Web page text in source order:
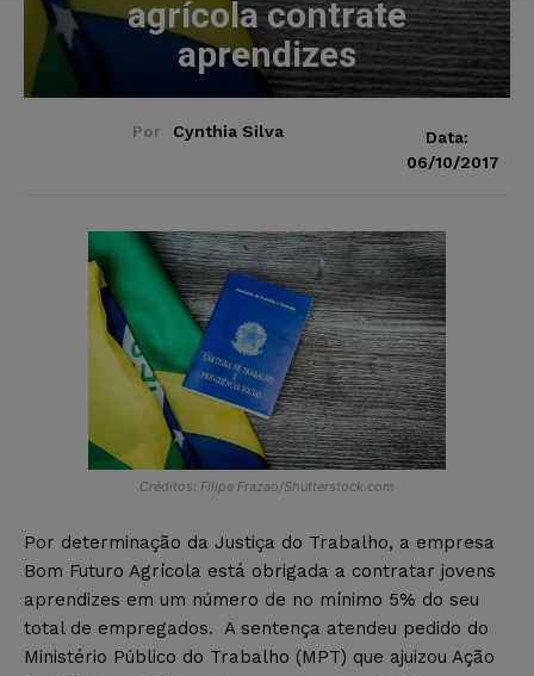
agrícola contrate
aprendizes
Por Cynthia Silva
Data:
06/10/2017
Créditos: Filipe Frazao/Shutterstock.com
Por determinação da Justiça do Trabalho, a empresa
Bom Futuro Agrícola está obrigada a contratar jovens
aprendizes em um número de no mínimo 5% do seu
total de empregados. A sentença atendeu pedido do
Ministério Público do Trabalho (MPT) que ajuizou Ação